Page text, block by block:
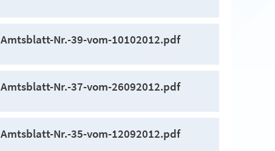
Amtsblatt-Nr.-39-vom-10102012.pdf
Amtsblatt-Nr.-37-vom-26092012.pdf
Amtsblatt-Nr.-35-vom-12092012.pdf